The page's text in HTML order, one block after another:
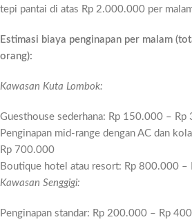
tepi pantai di atas Rp 2.000.000 per
Estimasi biaya penginapan per malam
orang):
Kawasan Kuta Lombok:
Guesthouse sederhana: Rp 150.000 – Rp
Penginapan mid-range dengan AC dan
Rp 700.000
Boutique hotel atau resort: Rp 800.000 –
Kawasan Senggigi:
Penginapan standar: Rp 200.000 – Rp